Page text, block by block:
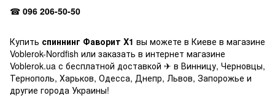
☎ 096 206-50-50
Купить спиннинг Фаворит X1 вы можете в Киеве в магазине
Voblerok-Nordfish или заказать в интернет магазине
Voblerok.ua с бесплатной доставкой ✈ в Винницу, Черновцы,
Тернополь, Харьков, Одесса, Днепр, Львов, Запорожье и
другие города Украины!